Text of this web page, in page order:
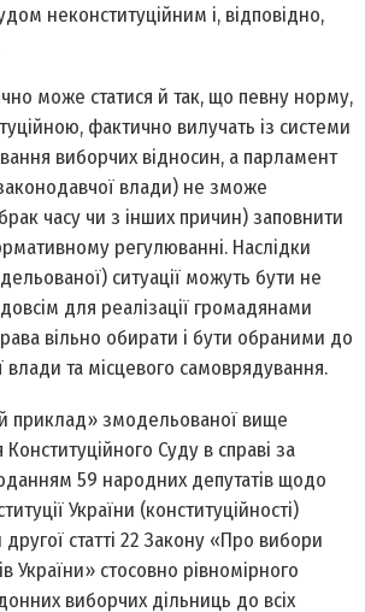
неконституційним і, відповідно,
може статися й так, що певну норму,
фактично вилучать із системи
виборчих відносин, а парламент
влади) не зможе
часу чи з інших причин) заповнити
регулюванні. Наслідки
ситуації можуть бути не
для реалізації громадянами
вільно обирати і бути обраними до
влади та місцевого самоврядування.
приклад» змодельованої вище
Конституційного Суду в справі за
59 народних депутатів щодо
України (конституційності)
статті 22 Закону «Про вибори
України» стосовно рівномірного
виборчих дільниць до всіх